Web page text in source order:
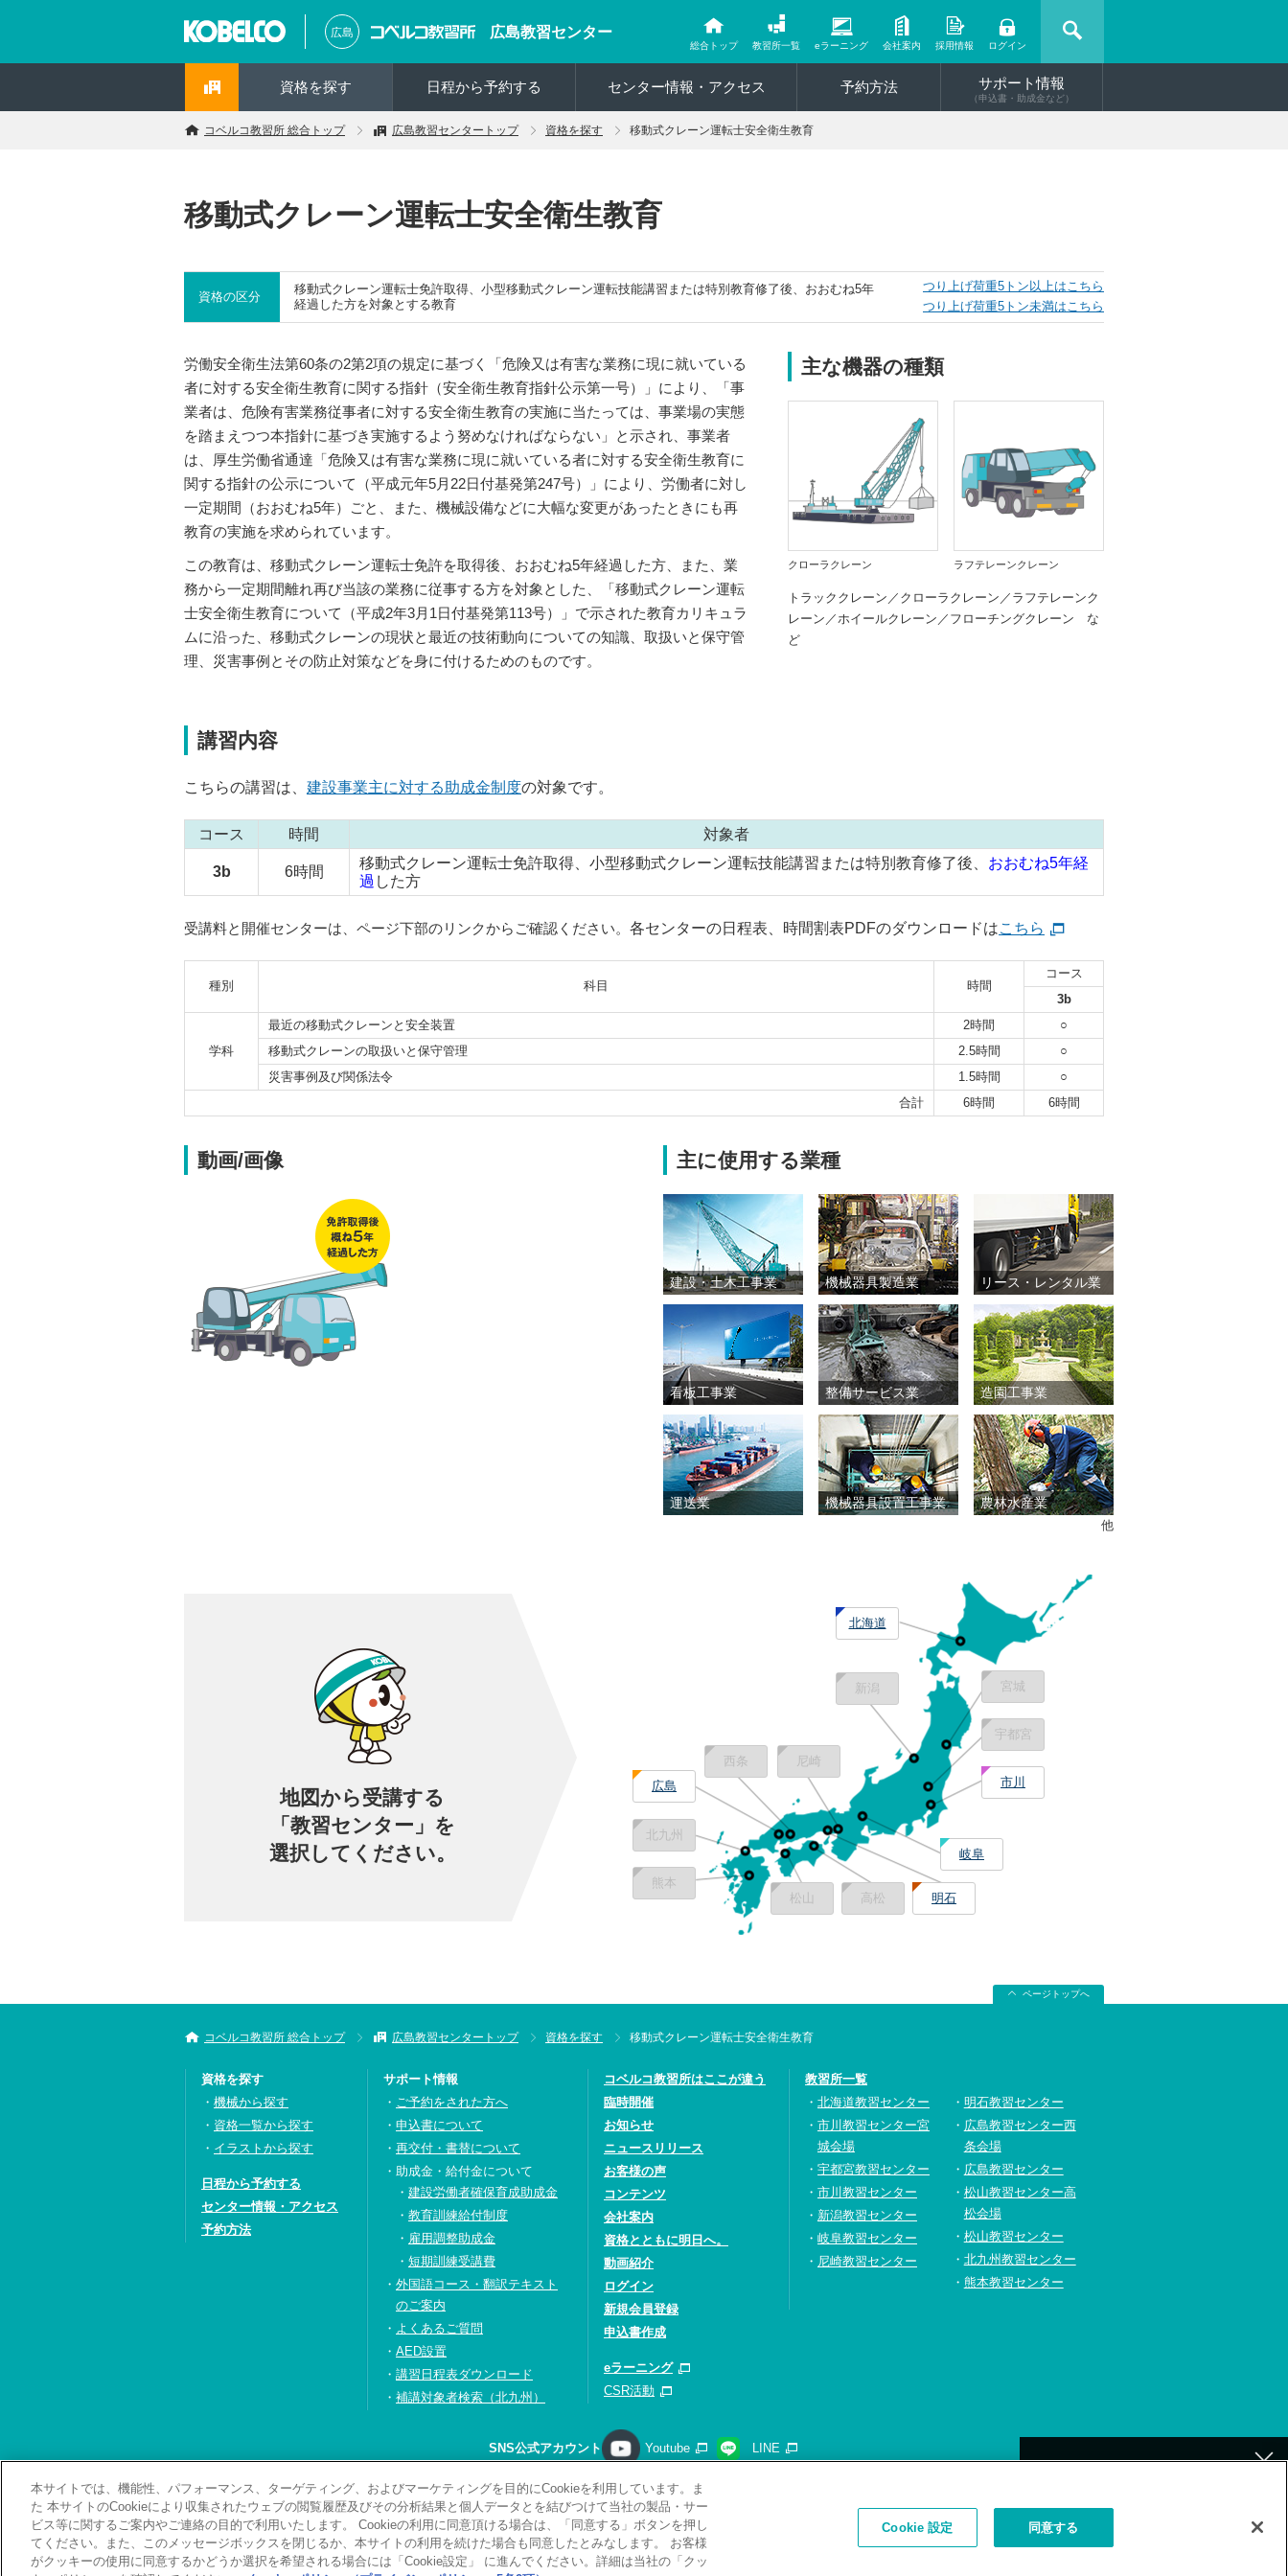
広島 広島教習センター
総合トップ 教習所一覧 eラーニング 会社案内 採用情報 ログイン
資格を探す 日程から予約する センター情報・アクセス 予約方法 サポート情報
（申込書・助成金など）
コベルコ教習所 総合トップ 広島教習センタートップ 資格を探す 移動式クレーン運転士安全衛生教育
移動式クレーン運転士安全衛生教育
資格の区分
移動式クレーン運転士免許取得、小型移動式クレーン運転技能講習または特別教育修了後、おおむね5年
経過した方を対象とする教育
つり上げ荷重5トン以上はこちら
つり上げ荷重5トン未満はこちら
労働安全衛生法第60条の2第2項の規定に基づく「危険又は有害な業務に現に就いている
者に対する安全衛生教育に関する指針（安全衛生教育指針公示第一号）」により、「事
業者は、危険有害業務従事者に対する安全衛生教育の実施に当たっては、事業場の実態
を踏まえつつ本指針に基づき実施するよう努めなければならない」と示され、事業者
は、厚生労働省通達「危険又は有害な業務に現に就いている者に対する安全衛生教育に
関する指針の公示について（平成元年5月22日付基発第247号）」により、労働者に対し
一定期間（おおむね5年）ごと、また、機械設備などに大幅な変更があったときにも再
教育の実施を求められています。
この教育は、移動式クレーン運転士免許を取得後、おおむね5年経過した方、また、業
務から一定期間離れ再び当該の業務に従事する方を対象とした、「移動式クレーン運転
士安全衛生教育について（平成2年3月1日付基発第113号）」で示された教育カリキュラ
ムに沿った、移動式クレーンの現状と最近の技術動向についての知識、取扱いと保守管
理、災害事例とその防止対策などを身に付けるためのものです。
主な機器の種類
ラフテレーンクレーン フローチングクレーン トラッククレーン クローラクレーン ラフテレーンクレーン
トラッククレーン／クローラクレーン／ラフテレーンク
レーン／ホイールクレーン／フローチングクレーン な
ど
講習内容
こちらの講習は、 建設事業主に対する助成金制度の対象です。
コース 時間 対象者
3b 6時間
移動式クレーン運転士免許取得、小型移動式クレーン運転技能講習または特別教育修了後、 おおむね5年経
過 した方
受講料と開催センターは、ページ下部のリンクからご確認ください。 各センターの日程表、時間割表PDFのダウンロードはこちら
種別 科目 時間
コース
3b
学科
最近の移動式クレーンと安全装置 2時間
○
移動式クレーンの取扱いと保守管理
2.5時間
○
災害事例及び関係法令
1.5時間
○
合計
6時間 6時間
動画/画像 主に使用する業種
建設・土木工事業 機械器具製造業 リース・レンタル業
看板工事業 整備サービス業 造園工事業
運送業 機械器具設置工事業 農林水産業
他
地図から受講する
「教習センター」を
選択してください。
北海道
宮城
宇都宮
市川
新潟
岐阜
尼崎
明石
西条
広島
高松
松山
北九州
熊本
ページトップへ
コベルコ教習所 総合トップ 広島教習センタートップ 資格を探す 移動式クレーン運転士安全衛生教育
資格を探す
機械から探す
資格一覧から探す
イラストから探す
日程から予約する
センター情報・アクセス
予約方法
サポート情報
ご予約をされた方へ
申込書について
再交付・書替について
助成金・給付金について
建設労働者確保育成助成金
教育訓練給付制度
雇用調整助成金
短期訓練受講費
外国語コース・翻訳テキスト
のご案内
よくあるご質問
AED設置
講習日程表ダウンロード
補講対象者検索（北九州）
コベルコ教習所はここが違う
臨時開催
お知らせ
ニュースリリース
お客様の声
コンテンツ
会社案内
資格とともに明日へ。
動画紹介
ログイン
新規会員登録
申込書作成
eラーニング
CSR活動
教習所一覧
北海道教習センター
市川教習センター宮
城会場
宇都宮教習センター
市川教習センター
新潟教習センター
岐阜教習センター
尼崎教習センター
明石教習センター
広島教習センター西
条会場
広島教習センター
松山教習センター高
松会場
松山教習センター
北九州教習センター
熊本教習センター
SNS公式アカウント Youtube LINE
お問い合わせ・資料請求 プライバシーポリシー ソーシャルメディアポリシー
サイトマップ
関連リンク
Copyright(C) 2026 Kobelco Training Services Co,.Ltd.
補講が必要なお客様へ
本サイトでは、機能性、パフォーマンス、ターゲティング、およびマーケティングを目的にCookieを利用しています。ま
た 本サイトのCookieにより収集されたウェブの閲覧履歴及びその分析結果と個人データとを結びつけて当社の製品・サー
ビス等に関するご案内やご連絡の目的で利用いたします。 Cookieの利用に同意頂ける場合は、「同意する」ボタンを押し
てください。また、このメッセージボックスを閉じるか、本サイトの利用を続けた場合も同意したとみなします。 お客様
がクッキーの使用に同意するかどうか選択を希望される場合には「Cookie設定」 に進んでください。詳細は当社の「クッ
Cookie 設定 同意する